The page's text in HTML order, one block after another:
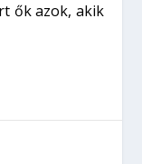
ők azok, akik